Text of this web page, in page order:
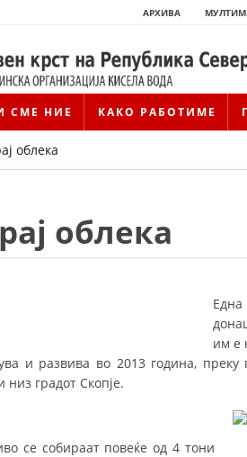
АРХИВА
СМЕ НИЕ КАКО РАБОТИМЕ
облека
облека
им е
и развива во 2013 година,
низ градот Скопје.
се собираат повеќе од 4 тони